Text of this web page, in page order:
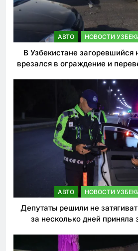
АВТО НОВОСТИ
В Узбекистане загоревшийся
врезался в ограждение и
АВТО НОВОСТИ
Депутаты решили не
за несколько дней приняла